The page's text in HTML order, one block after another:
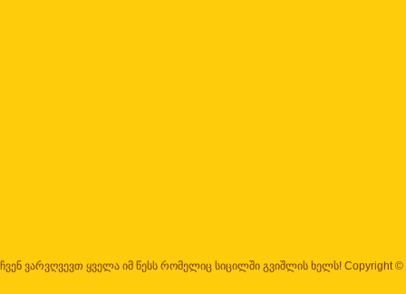
ჩვენ ვარვღვევთ ყველა იმ წესს რომელიც სიცილში გვიშლის ხელს! Copyright ©